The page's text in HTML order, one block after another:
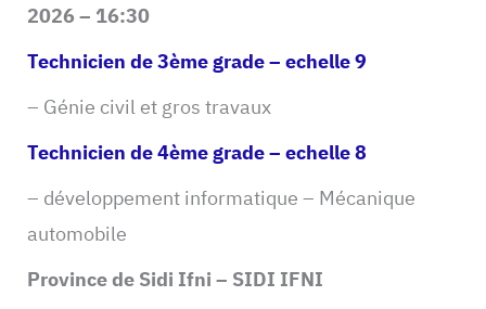
2026 – 16:30
Technicien de 3ème grade – echelle 9
– Génie civil et gros travaux
Technicien de 4ème grade – echelle 8
– développement informatique – Mécanique
automobile
Province de Sidi Ifni – SIDI IFNI